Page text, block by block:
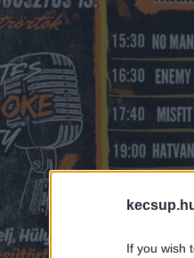
If you wish